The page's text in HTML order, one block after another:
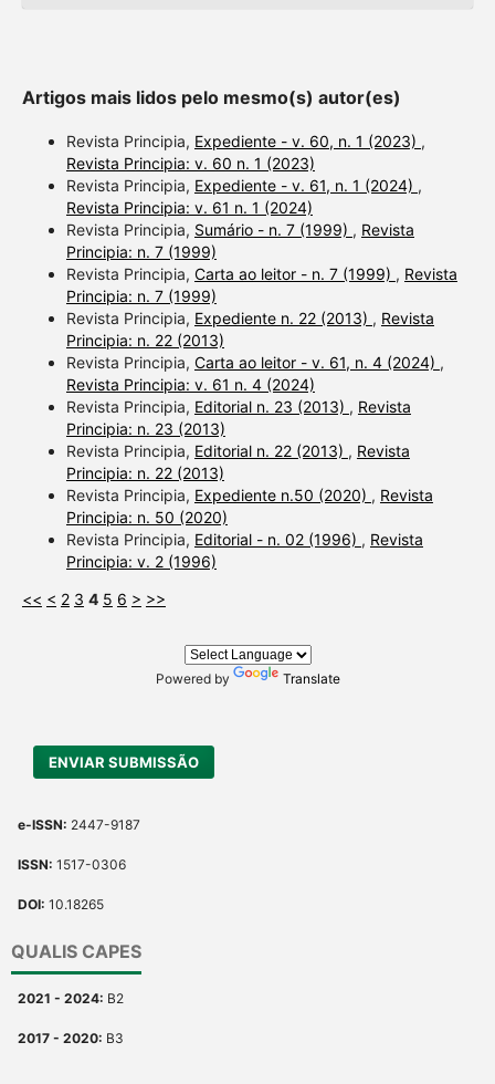
Artigos mais lidos pelo mesmo(s) autor(es)
Revista Principia, Expediente - v. 60, n. 1 (2023) ,
Revista Principia: v. 60 n. 1 (2023)
Revista Principia, Expediente - v. 61, n. 1 (2024) ,
Revista Principia: v. 61 n. 1 (2024)
Revista Principia, Sumário - n. 7 (1999) , Revista
Principia: n. 7 (1999)
Revista Principia, Carta ao leitor - n. 7 (1999) , Revista
Principia: n. 7 (1999)
Revista Principia, Expediente n. 22 (2013) , Revista
Principia: n. 22 (2013)
Revista Principia, Carta ao leitor - v. 61, n. 4 (2024) ,
Revista Principia: v. 61 n. 4 (2024)
Revista Principia, Editorial n. 23 (2013) , Revista
Principia: n. 23 (2013)
Revista Principia, Editorial n. 22 (2013) , Revista
Principia: n. 22 (2013)
Revista Principia, Expediente n.50 (2020) , Revista
Principia: n. 50 (2020)
Revista Principia, Editorial - n. 02 (1996) , Revista
Principia: v. 2 (1996)
<< < 2 3 4 5 6 > >>
Powered by Translate
ENVIAR SUBMISSÃO
e-ISSN: 2447-9187
ISSN: 1517-0306
DOI: 10.18265
QUALIS CAPES
2021 - 2024: B2
2017 - 2020: B3